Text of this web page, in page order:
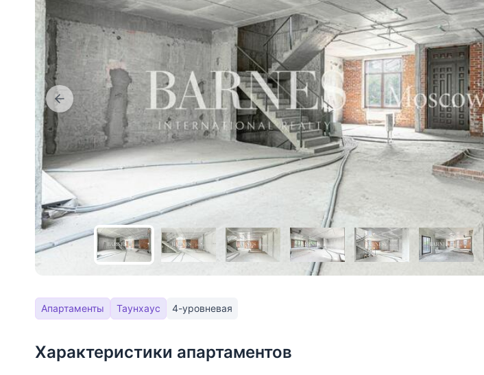
Апартаменты Таунхаус 4-уровневая
Характеристики апартаментов